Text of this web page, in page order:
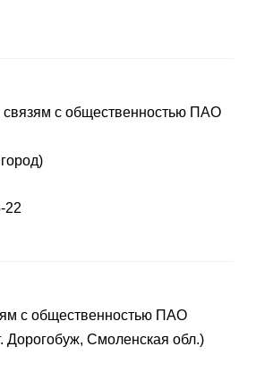
связям с общественностью ПАО
22
с общественностью ПАО
Дорогобуж, Смоленская обл.)